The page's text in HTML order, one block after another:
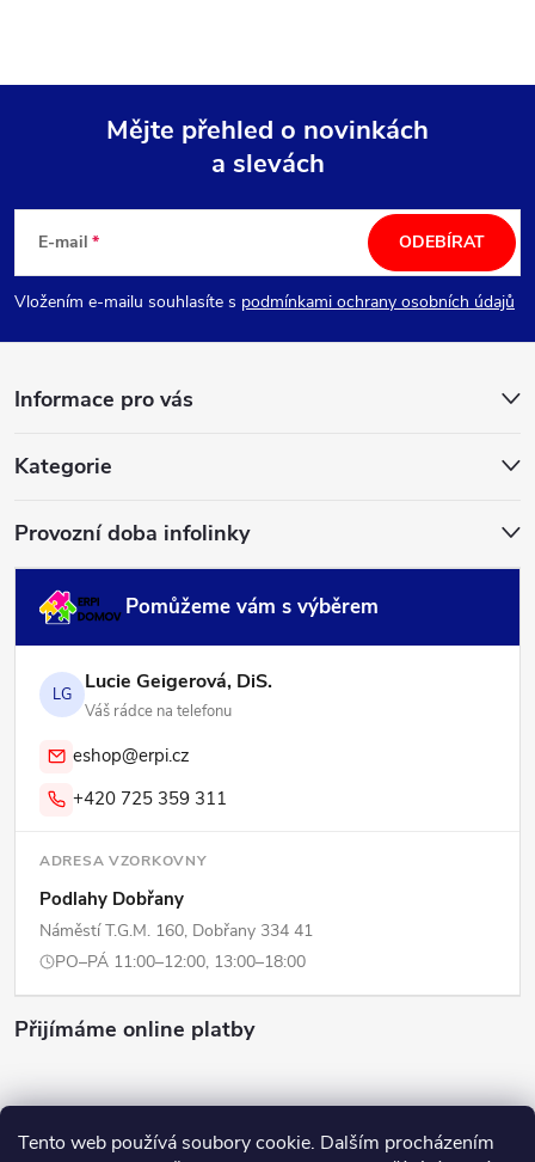
Tento web používá soubory cookie. Dalším procházením
p
a
Mějte přehled o novinkách
a slevách
E-mail
Vložením e-mailu souhlasíte s podmínkami ochrany osobních údajů
ODEBÍRAT
Informace pro vás
Kategorie
Provozní doba infolinky
Pomůžeme vám s výběrem
LG Lucie Geigerová, DiS.
Váš rádce na telefonu
eshop@erpi.cz
+420 725 359 311
ADRESA VZORKOVNY
Podlahy Dobřany
Náměstí T.G.M. 160, Dobřany 334 41
PO–PÁ 11:00–12:00, 13:00–18:00
Přijímáme online platby